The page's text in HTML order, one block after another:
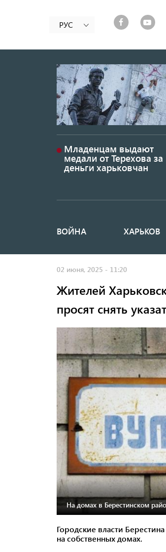
РУС
Младенцам выдают
медали от Терехова за
деньги харьковчан
Основная
ВОЙНА ХАРЬКОВ
02 июня, 2025 - 11:20
Жителей
просят снять
На домах в Берестинском
Городские власти
на собственных домах.